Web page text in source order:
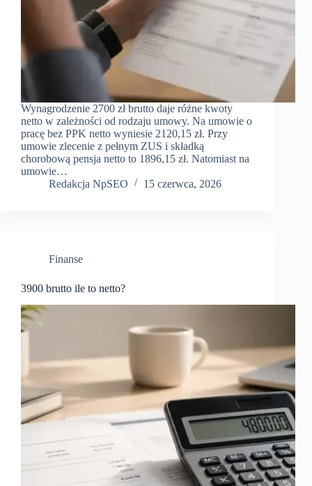
Wynagrodzenie 2700 zł brutto daje różne kwoty
netto w zależności od rodzaju umowy. Na umowie o
pracę bez PPK netto wyniesie 2120,15 zł. Przy
umowie zlecenie z pełnym ZUS i składką
chorobową pensja netto to 1896,15 zł. Natomiast na
umowie…
Redakcja NpSEO
15 czerwca, 2026
Finanse
3900 brutto ile to netto?